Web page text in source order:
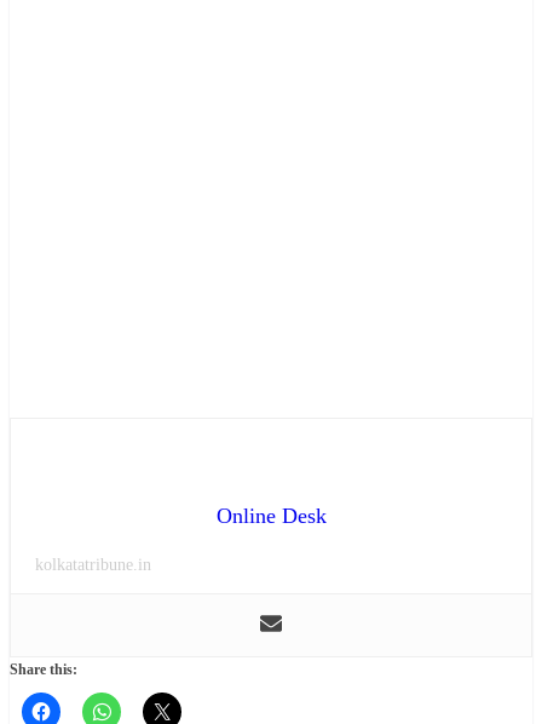
Online Desk
kolkatatribune.in
Share this: